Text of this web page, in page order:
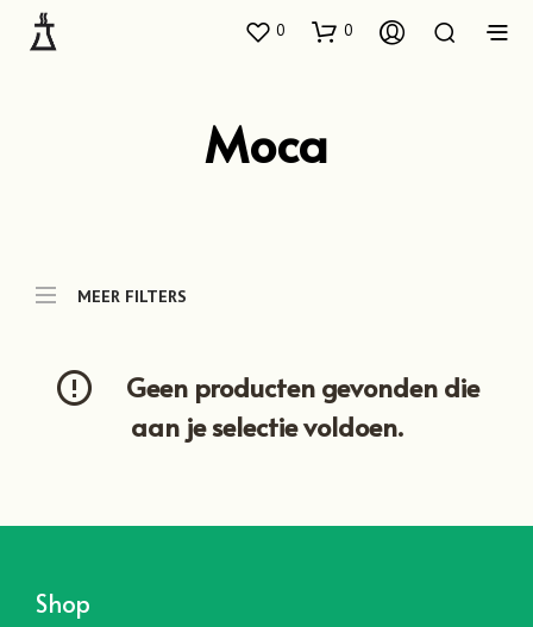
0 0
Moca
MEER FILTERS
Geen producten gevonden die
aan je selectie voldoen.
Shop